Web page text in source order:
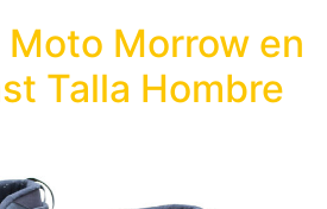
Morrow en
Talla Hombre